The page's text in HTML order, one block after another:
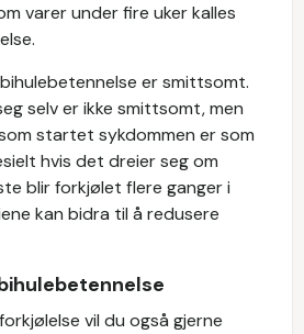
varer under fire uker kalles
er smittsomt.
selv er ikke smittsomt, men
startet sykdommen er som
hvis det dreier seg om
blir forkjølet flere ganger i
kan bidra til å redusere
vil du også gjerne